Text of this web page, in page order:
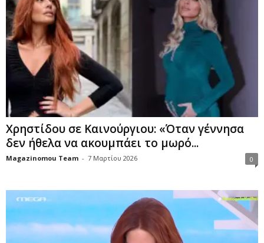
Χρηστίδου σε Καινούργιου: «Όταν γέννησα
δεν ήθελα να ακουμπάει το μωρό...
Magazinomou Team - 7 Μαρτίου 2026 0